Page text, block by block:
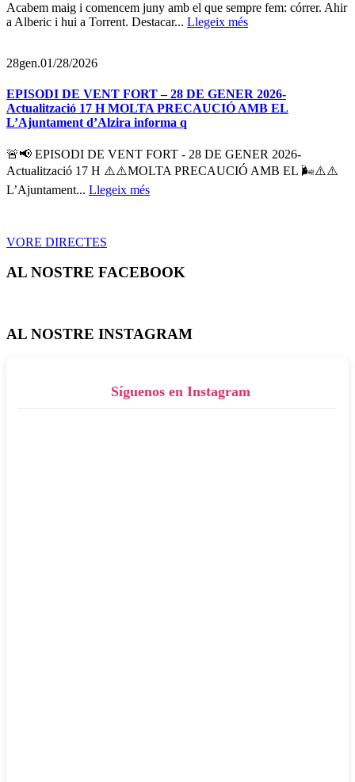
Acabem maig i comencem juny amb el que sempre fem: córrer. Ahir
a Alberic i hui a Torrent. Destacar... Llegeix més
28gen.01/28/2026
EPISODI DE VENT FORT – 28 DE GENER 2026-
Actualització 17 H MOLTA PRECAUCIÓ AMB EL
L’Ajuntament d’Alzira informa q
🚨📢 EPISODI DE VENT FORT - 28 DE GENER 2026-
Actualització 17 H ⚠️⚠️MOLTA PRECAUCIÓ AMB EL 🌬️⚠️⚠️
L’Ajuntament... Llegeix més
VORE DIRECTES
AL NOSTRE FACEBOOK
AL NOSTRE INSTAGRAM
Síguenos en Instagram